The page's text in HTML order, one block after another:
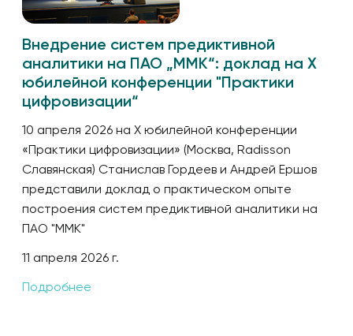
Внедрение систем предиктивной
аналитики на ПАО „ММК“: доклад на X
юбилейной конференции "Практики
цифровизации“
10 апреля 2026 на X юбилейной конференции
«Практики цифровизации» (Москва, Radisson
Славянская) Станислав Гордеев и Андрей Ершов
представили доклад о практическом опыте
построения систем предиктивной аналитики на
ПАО "ММК"
11 апреля 2026 г.
Подробнее